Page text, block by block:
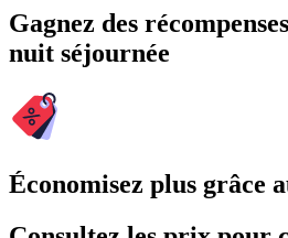
Gagnez des
nuit séjournée
Économisez plus grâce